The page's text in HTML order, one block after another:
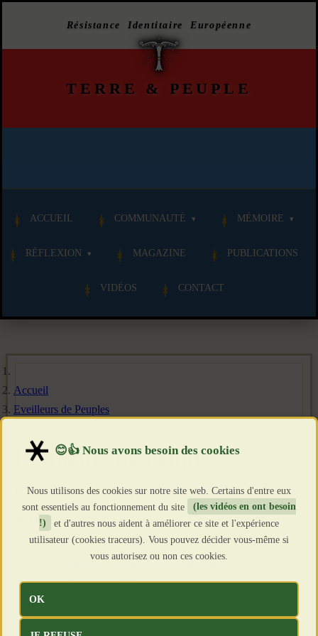
Résistance Identitaire Européenne
TERRE & PEUPLE
ACCUEIL COMMUNAUTÉ MÉMOIRE
RÉFLEXION MAGAZINE PUBLICATIONS
VIDÉOS CONTACT
Accueil
Eveilleurs de Peuples
Eveilleurs de Peuples
L’unité est indispensable à l’avenir des
Nations européennes
Détails
LES EVEILLEURS DE PEUPLES
Publié le : 28 Janvier 2019
Création : 28 Janvier 2019
Clics : 4740
Nous utilisons des cookies sur notre site web. Certains d'entre eux
sont essentiels au fonctionnement du site
(les vidéos en ont besoin
!)
et d'autres nous aident à améliorer ce site et l'expérience
utilisateur (cookies traceurs). Vous pouvez décider vous-même si
vous autorisez ou non ces cookies.
OK